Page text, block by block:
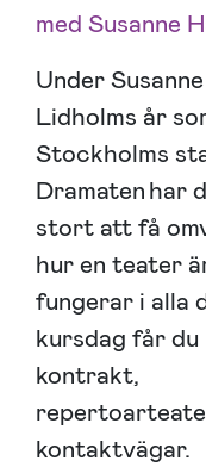
med Susanne
Under
Lidholms år
Stockholms
Dramaten har
stort att få
hur en teater
fungerar i alla
kursdag får
kontrakt,
kontaktvägar.